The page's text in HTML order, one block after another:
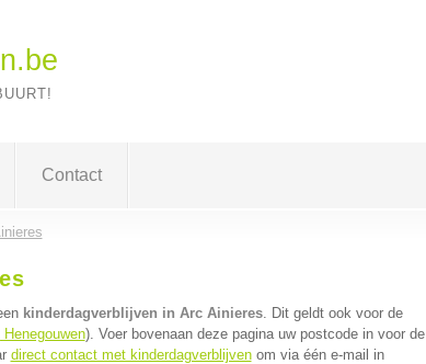
Contact
kinderdagverblijven in Arc Ainieres. Dit geldt ook voor de
). Voer bovenaan deze pagina uw postcode in voor de
direct contact met kinderdagverblijvenom via één e-mail in